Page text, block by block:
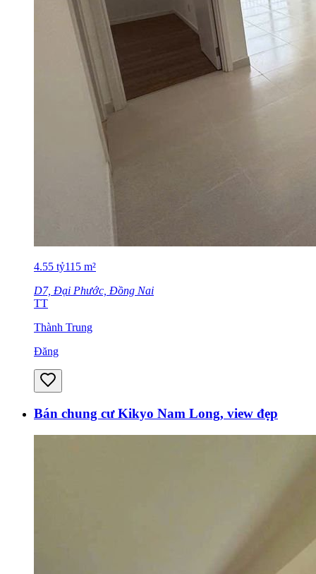
4.55 tỷ115 m²
D7, Đại Phước, Đồng Nai
TT
Thành Trung
Đăng
Bán chung cư Kikyo Nam Long, view đẹp